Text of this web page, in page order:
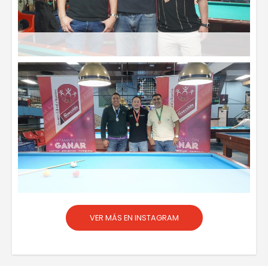
VER MÁS EN INSTAGRAM